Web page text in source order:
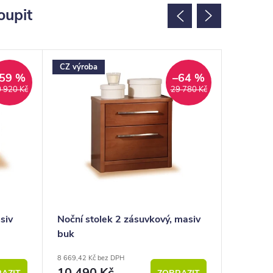
920 Kč
%
CZ výroba
29 780 Kč
–64 %
Noční stolek 2 zásuvkový, masiv
buk
8 669,42 Kč bez DPH